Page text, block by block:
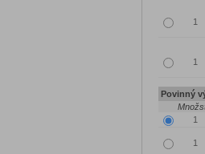
Povinný